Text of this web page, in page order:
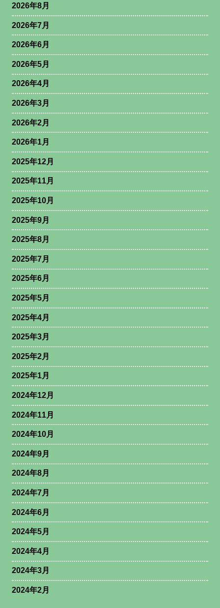
2026年8月
2026年7月
2026年6月
2026年5月
2026年4月
2026年3月
2026年2月
2026年1月
2025年12月
2025年11月
2025年10月
2025年9月
2025年8月
2025年7月
2025年6月
2025年5月
2025年4月
2025年3月
2025年2月
2025年1月
2024年12月
2024年11月
2024年10月
2024年9月
2024年8月
2024年7月
2024年6月
2024年5月
2024年4月
2024年3月
2024年2月